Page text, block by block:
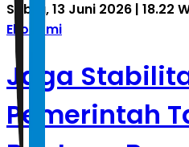
Sabtu, 13 Juni 2026 | 18.22
Ekonomi
Jaga
Pemerintah